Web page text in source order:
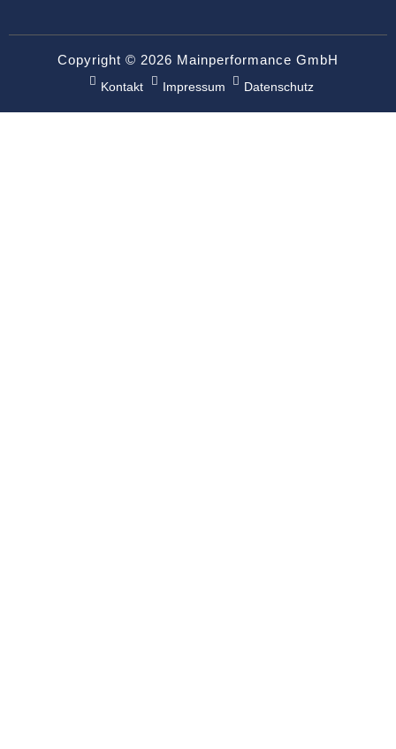
Copyright © 2026 Mainperformance GmbH
Kontakt Impressum Datenschutz